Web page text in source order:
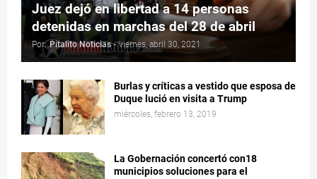
Juez dejó en libertad a 14 personas
detenidas en marchas del 28 de abril
Por: Pitalito Noticias - viernes, abril 30, 2021
Burlas y críticas a vestido que esposa de
Duque lució en visita a Trump
miércoles, febrero 13, 2019
La Gobernación concertó con18
municipios soluciones para el